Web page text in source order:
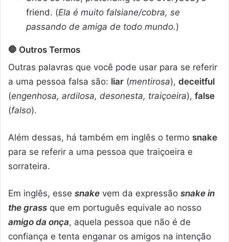
friend. (Ela é muito falsiane/cobra, se
passando de amiga de todo mundo.)
🛑 Outros Termos
Outras palavras que você pode usar para se referir
a uma pessoa falsa são: liar (mentirosa), deceitful
(engenhosa, ardilosa, desonesta, traiçoeira), false
(falso).
Além dessas, há também em inglês o termo snake
para se referir a uma pessoa que traiçoeira e
sorrateira.
Em inglês, esse snake vem da expressão snake in
the grass que em português equivale ao nosso
amigo da onça, aquela pessoa que não é de
confiança e tenta enganar os amigos na intenção